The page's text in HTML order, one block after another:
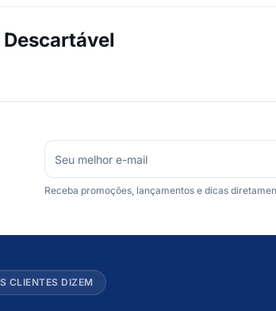
Receba promoções, lançamentos e dicas
CLIENTES DIZEM